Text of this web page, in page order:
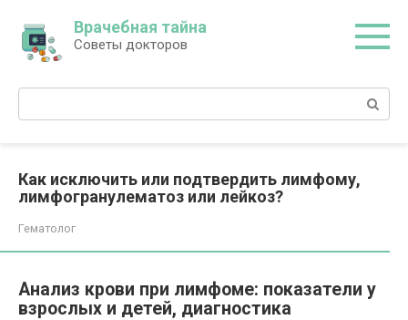
контенту
Врачебная тайна
Советы докторов
Поиск:
Как исключить или подтвердить лимфому,
лимфогранулематоз или лейкоз?
Гематолог
Анализ крови при лимфоме: показатели у
взрослых и детей, диагностика